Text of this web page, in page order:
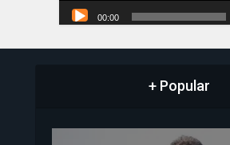
00:00
+ Popular